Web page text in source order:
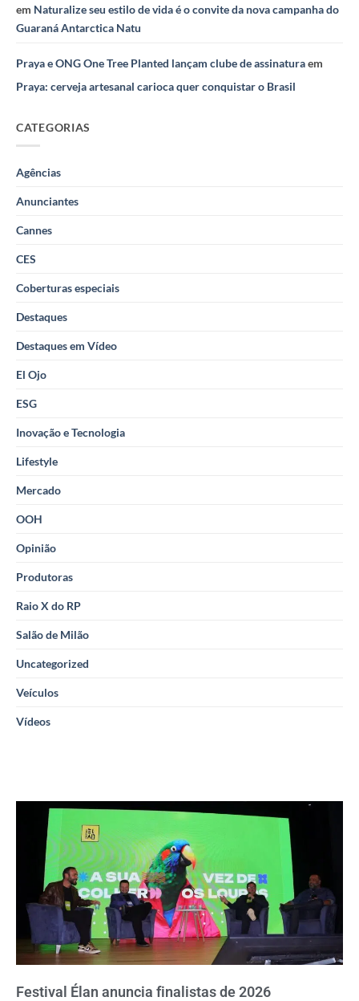
em Naturalize seu estilo de vida é o convite da nova campanha do
Guaraná Antarctica Natu
Praya e ONG One Tree Planted lançam clube de assinaturaem
Praya: cerveja artesanal carioca quer conquistar o Brasil
CATEGORIAS
Agências
Anunciantes
Cannes
CES
Coberturas especiais
Destaques
Destaques em Vídeo
El Ojo
ESG
Inovação e Tecnologia
Lifestyle
Mercado
OOH
Opinião
Produtoras
Raio X do RP
Salão de Milão
Uncategorized
Veículos
Vídeos
Festival Élan anuncia finalistas de 2026